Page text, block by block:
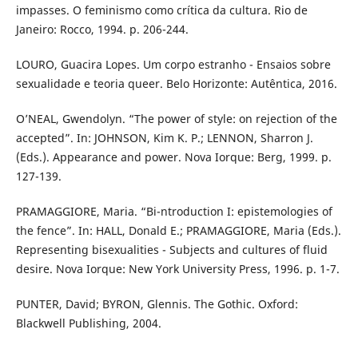
impasses. O feminismo como crítica da cultura. Rio de
Janeiro: Rocco, 1994. p. 206-244.
LOURO, Guacira Lopes. Um corpo estranho - Ensaios sobre
sexualidade e teoria queer. Belo Horizonte: Autêntica, 2016.
O’NEAL, Gwendolyn. “The power of style: on rejection of the
accepted”. In: JOHNSON, Kim K. P.; LENNON, Sharron J.
(Eds.). Appearance and power. Nova Iorque: Berg, 1999. p.
127-139.
PRAMAGGIORE, Maria. “Bi-ntroduction I: epistemologies of
the fence”. In: HALL, Donald E.; PRAMAGGIORE, Maria (Eds.).
Representing bisexualities - Subjects and cultures of fluid
desire. Nova Iorque: New York University Press, 1996. p. 1-7.
PUNTER, David; BYRON, Glennis. The Gothic. Oxford:
Blackwell Publishing, 2004.